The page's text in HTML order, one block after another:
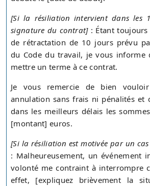
[Si la résiliation intervient dans les
signature du contrat]: Étant toujours
de rétractation de 10 jours prévu
du Code du travail, je vous informe
mettre un terme à ce contrat.
Je vous remercie de bien
annulation sans frais ni pénalités et
dans les meilleurs délais les
[montant] euros.
[Si la résiliation est motivée par un
: Malheureusement, un événement
volonté me contraint à interrompre
effet, [expliquez brièvement la